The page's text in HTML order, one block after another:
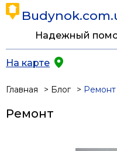
Надежный
На карте
Главная Блог Ремонт
Ремонт